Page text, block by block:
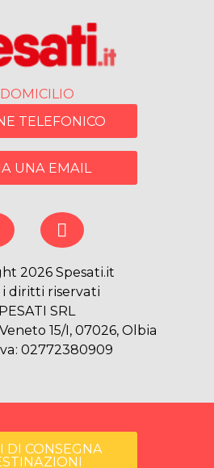
TELEFONICO
UNA EMAIL
2026 Spesati.it
diritti riservati
SRL
15/I, 07026, Olbia
02772380909
DI CONSEGNA